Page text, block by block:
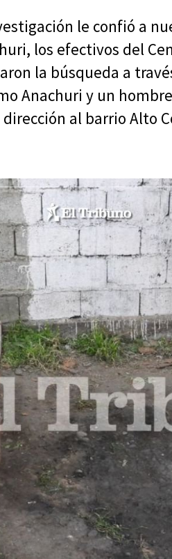
le confió a
los efectivos del
la búsqueda a
Anachuri y un
al barrio Alto